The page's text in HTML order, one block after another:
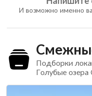
И возможно именно
Подборки
Голубые озера